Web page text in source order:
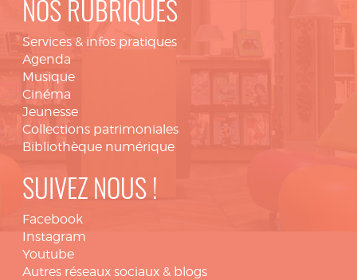
NOS RUBRIQUES
Services & infos pratiques
Agenda
Musique
Cinéma
Jeunesse
Collections patrimoniales
Bibliothèque numérique
SUIVEZ NOUS !
Facebook
Instagram
Youtube
Autres réseaux sociaux & blogs